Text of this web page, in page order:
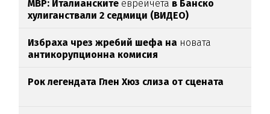
МВР: Италианските еврейчета в Банско
хулиганствали 2 седмици (ВИДЕО)
Избраха чрез жребий шефа на новата
антикорупционна комисия
Рок легендата Глен Хюз слиза от сцената